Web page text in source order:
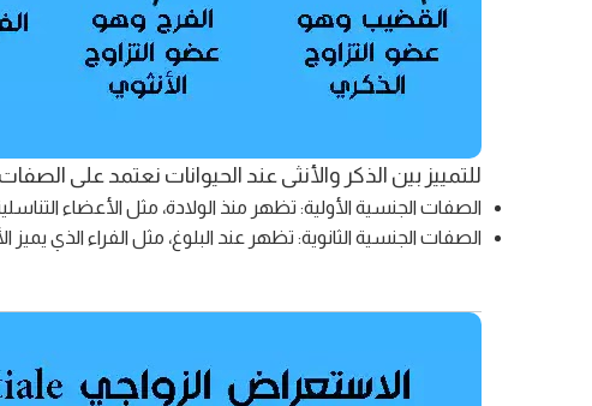
للتمييز بين الذكر والأنثى عند الحيوانات نعتمد على
الصفات الجنسية الأولية: تظهر منذ الولادة، مثل الأعضاء
الصفات الجنسية الثانوية: تظهر عند البلوغ، مثل الفراء الذي